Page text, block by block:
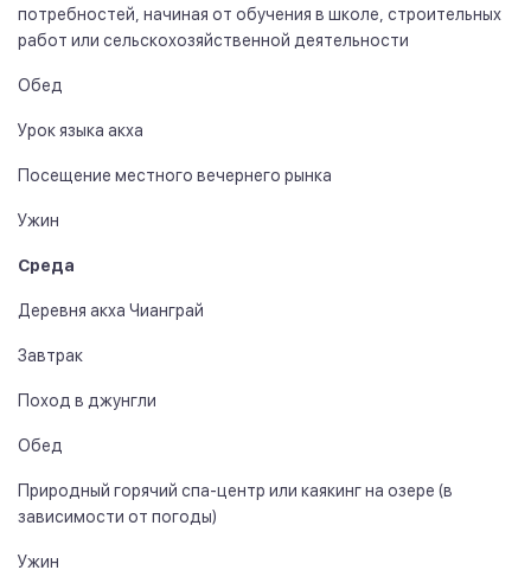
потребностей, начиная от обучения в школе, строительных
работ или сельскохозяйственной деятельности
Обед
Урок языка акха
Посещение местного вечернего рынка
Ужин
Среда
Деревня акха Чианграй
Завтрак
Поход в джунгли
Обед
Природный горячий спа-центр или каякинг на озере (в
зависимости от погоды)
Ужин